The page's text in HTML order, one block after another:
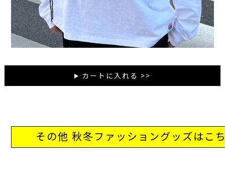
カートに入れる >>
その他 秋冬ファッショングッズはこ